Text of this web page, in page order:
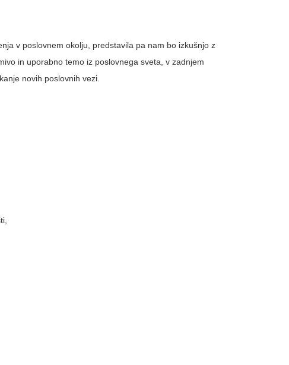
v poslovnem okolju, predstavila pa nam bo izkušnjo z
in uporabno temo iz poslovnega sveta, v zadnjem
novih poslovnih vezi.